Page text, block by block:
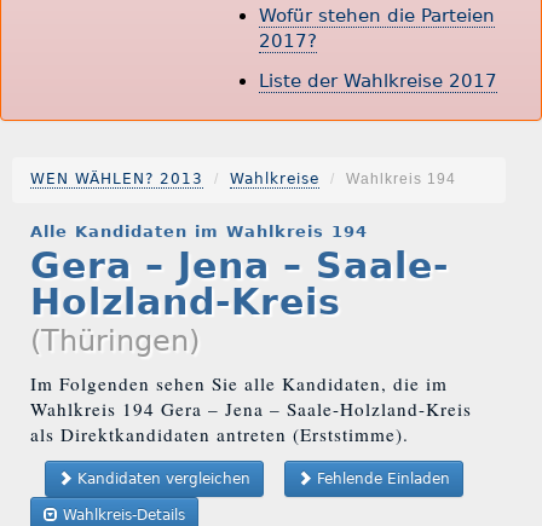
Wofür stehen die Parteien
2017?
Liste der Wahlkreise 2017
WEN WÄHLEN? 2013 Wahlkreise Wahlkreis 194
Alle Kandidaten im Wahlkreis 194
Gera – Jena – Saale-
Holzland-Kreis
(Thüringen)
Im Folgenden sehen Sie alle Kandidaten, die im
Wahlkreis 194 Gera – Jena – Saale-Holzland-Kreis
als Direktkandidaten antreten (Erststimme).
Kandidaten vergleichen Fehlende Einladen
Wahlkreis-Details